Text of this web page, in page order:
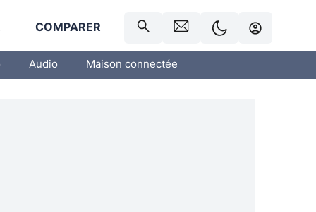
COMPARER
Audio Maison connectée